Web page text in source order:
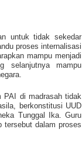
untuk tidak sekedar
proses internalisasi
mampu menjadi
selanjutnya mampu
PAI di madrasah tidak
berkonstitusi UUD
Tunggal Ika. Guru
tersebut dalam proses